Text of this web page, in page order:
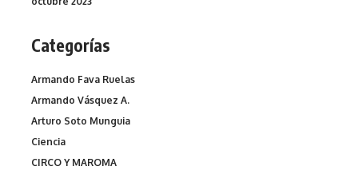
Categorías
Armando Fava Ruelas
Armando Vásquez A.
Arturo Soto Munguia
Ciencia
CIRCO Y MAROMA